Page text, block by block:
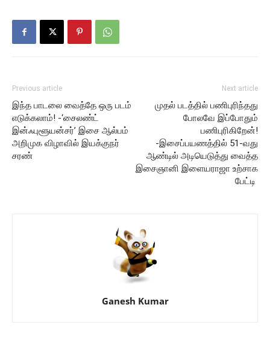
Previous article
இந்த பாடலை வைத்தே ஒரு படம்
எடுக்கலாம்! -‘சைலண்ட்
இன்ஃபுளூயன்சர்’ இசை ஆல்பம்
அறிமுக விழாவில் இயக்குநர்
சரண்
Next article
முதல் படத்தில் பணிபுரிந்தது
போலவே இப்போதும்
பணிபுரிகிறேன்!
-இசைப்பயணத்தில் 51-வது
ஆண்டில் அடியெடுத்து வைத்த
இசைஞானி இளையராஜா உற்சாக
பேட்டி
Ganesh Kumar